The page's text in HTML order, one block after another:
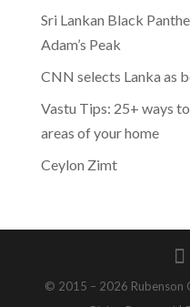
Sri Lankan Black
Adam’s Peak
CNN selects Lanka as
Vastu Tips: 25+ ways
areas of your home
Ceylon Zimt
© 2015 – 2026 Rubenson